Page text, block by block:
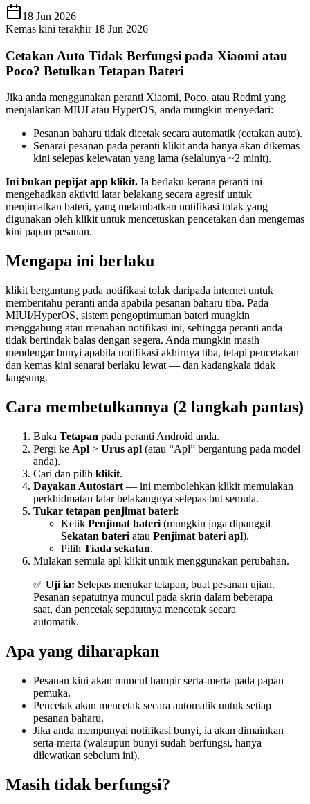
18 Jun 2026
Kemas kini terakhir 18 Jun 2026
Cetakan Auto Tidak Berfungsi pada Xiaomi atau
Poco? Betulkan Tetapan Bateri
Jika anda menggunakan peranti Xiaomi, Poco, atau Redmi yang
menjalankan MIUI atau HyperOS, anda mungkin menyedari:
Pesanan baharu tidak dicetak secara automatik (cetakan auto).
Senarai pesanan pada peranti klikit anda hanya akan dikemas
kini selepas kelewatan yang lama (selalunya ~2 minit).
Ini bukan pepijat app klikit. Ia berlaku kerana peranti ini
mengehadkan aktiviti latar belakang secara agresif untuk
menjimatkan bateri, yang melambatkan notifikasi tolak yang
digunakan oleh klikit untuk mencetuskan pencetakan dan mengemas
kini papan pesanan.
Mengapa ini berlaku
klikit bergantung pada notifikasi tolak daripada internet untuk
memberitahu peranti anda apabila pesanan baharu tiba. Pada
MIUI/HyperOS, sistem pengoptimuman bateri mungkin
menggabung atau menahan notifikasi ini, sehingga peranti anda
tidak bertindak balas dengan segera. Anda mungkin masih
mendengar bunyi apabila notifikasi akhirnya tiba, tetapi pencetakan
dan kemas kini senarai berlaku lewat — dan kadangkala tidak
langsung.
Cara membetulkannya (2 langkah pantas)
Buka Tetapan pada peranti Android anda.
Pergi ke Apl > Urus apl (atau “Apl” bergantung pada model
anda).
Cari dan pilih klikit.
Dayakan Autostart — ini membolehkan klikit memulakan
perkhidmatan latar belakangnya selepas but semula.
Tukar tetapan penjimat bateri:
Ketik Penjimat bateri (mungkin juga dipanggil
Sekatan bateri atau Penjimat bateri apl).
Pilih Tiada sekatan.
Mulakan semula apl klikit untuk menggunakan perubahan.
✅ Uji ia: Selepas menukar tetapan, buat pesanan ujian.
Pesanan sepatutnya muncul pada skrin dalam beberapa
saat, dan pencetak sepatutnya mencetak secara
automatik.
Apa yang diharapkan
Pesanan kini akan muncul hampir serta-merta pada papan
pemuka.
Pencetak akan mencetak secara automatik untuk setiap
pesanan baharu.
Jika anda mempunyai notifikasi bunyi, ia akan dimainkan
serta-merta (walaupun bunyi sudah berfungsi, hanya
dilewatkan sebelum ini).
Masih tidak berfungsi?